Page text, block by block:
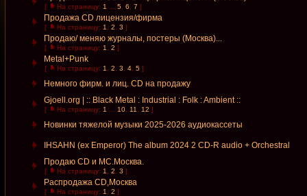
[ На страницу: 1 5 6 7 ]
Продажа CD лицензия/фирма
[ На страницу: 1 2 3 ]
Продаю/ меняю журналы, постеры (Москва)...
[ На страницу: 1 2 ]
Metal+Punk
[ На страницу: 1 2 3 4 5 ]
Немного фирм. и лиц. CD на продажу
Gjoell.org | :: Black Metal : Industrial : Folk : Ambient ::
[ На страницу: 1 10 11 12 ]
Новинки тяжелой музыки 2025-2026 аудиокассеты
IHSAHN (ex Emperor) The album 2024 2 CD-R audio + Orchestral
Продаю CD и MC.Москва.
[ На страницу: 1 2 3 ]
Распродажа CD,Москва
[ На страницу: 1 2 ]